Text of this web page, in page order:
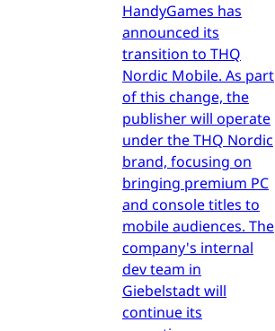
HandyGames has
announced its
transition to THQ
Nordic Mobile. As part
of this change, the
publisher will operate
under the THQ Nordic
brand, focusing on
bringing premium PC
and console titles to
mobile audiences. The
company's internal
dev team in
Giebelstadt will
continue its